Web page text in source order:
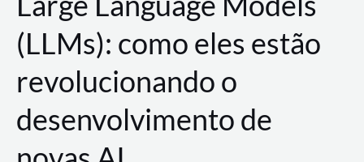
(LLMs): como eles estão
revolucionando o
desenvolvimento de